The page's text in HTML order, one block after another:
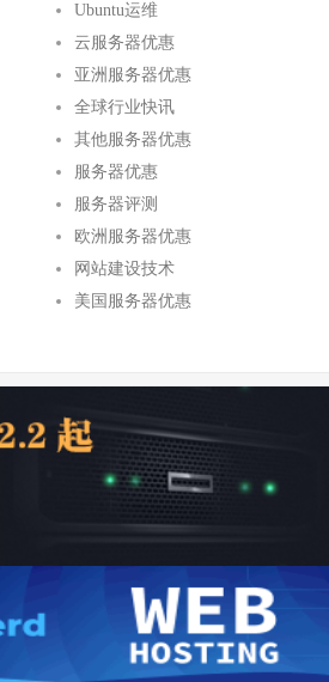
Ubuntu运维
云服务器优惠
亚洲服务器优惠
全球行业快讯
其他服务器优惠
服务器优惠
服务器评测
欧洲服务器优惠
网站建设技术
美国服务器优惠